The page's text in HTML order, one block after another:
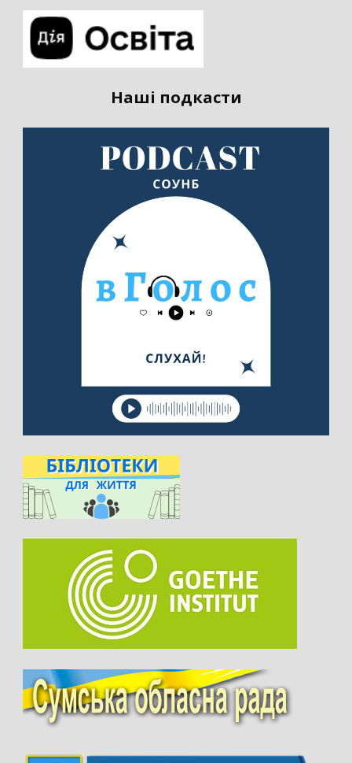
Наші подкасти